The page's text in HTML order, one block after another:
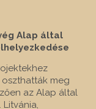
Alap által
meg
az Alap által